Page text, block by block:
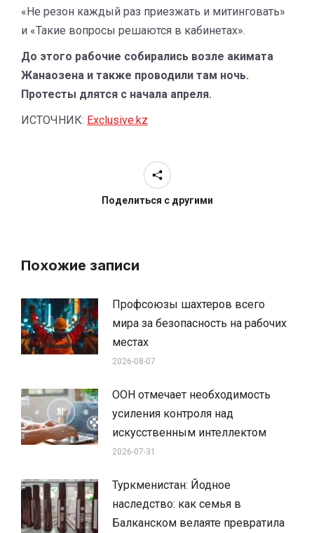
«Не резон каждый раз приезжать и митинговать»
и «Такие вопросы решаются в кабинетах».
До этого рабочие собирались возле акимата
Жанаозена и также проводили там ночь.
Протесты длятся с начала апреля.
ИСТОЧНИК: Exclusive.kz
Поделиться с другими
Похожие записи
Профсоюзы шахтеров всего
мира за безопасность на рабочих
местах
2026-08-07
ООН отмечает необходимость
усиления контроля над
искусственным интеллектом
2026-07-31
Туркменистан: Йодное
наследство: как семья в
Балканском велаяте превратила